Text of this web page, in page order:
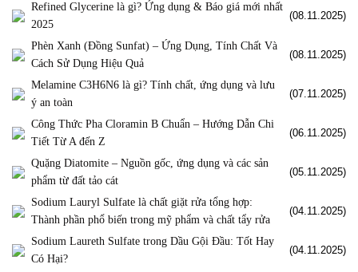
Refined Glycerine là gì? Ứng dụng & Báo giá mới nhất
2025
(08.11.2025)
Phèn Xanh (Đồng Sunfat) – Ứng Dụng, Tính Chất Và
Cách Sử Dụng Hiệu Quả
(08.11.2025)
Melamine C3H6N6 là gì? Tính chất, ứng dụng và lưu
ý an toàn
(07.11.2025)
Công Thức Pha Cloramin B Chuẩn – Hướng Dẫn Chi
Tiết Từ A đến Z
(06.11.2025)
Quặng Diatomite – Nguồn gốc, ứng dụng và các sản
phẩm từ đất tảo cát
(05.11.2025)
Sodium Lauryl Sulfate là chất giặt rửa tổng hợp:
Thành phần phổ biến trong mỹ phẩm và chất tẩy rửa
(04.11.2025)
Sodium Laureth Sulfate trong Dầu Gội Đầu: Tốt Hay
Có Hại?
(04.11.2025)